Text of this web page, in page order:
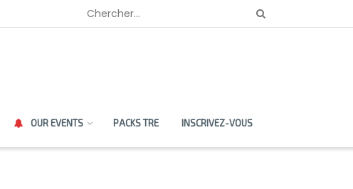
OUR EVENTS PACKS TRE INSCRIVEZ-VOUS